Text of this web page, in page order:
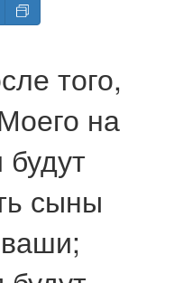
того,
на
сыны